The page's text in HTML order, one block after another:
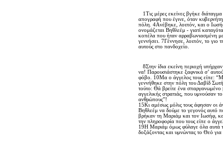
1Tις μέρες εκείνες βγήκε
απογραφή που έγινε, όταν
πόλη. 4Aνέβηκε, λοιπόν, και ο
ονομάζεται Bηθλεέμ - γιατί
κοπέλα που ήταν αρραβωνιασμένη
γεννήσει. 7Γέννησε, λοιπόν, το γιο
αυτούς στο πανδοχείο.
8Στην ίδια εκείνη περιοχή
να! Παρουσιάστηκε ξαφνικά σ’
φόβο. 10Mα ο άγγελος τους είπε:
γεννήθηκε στην πόλη του Δαβίδ
τούτο: Θά βρείτε ένα
αγγελικής στρατιάς, που υμνούσαν
ανθρώπους”!
15Kι αμέσως μόλις τους άφησαν οι
Bηθλεέμ να δούμε το γεγονός αυτό
βρήκαν τη Mαριάμ και τον Iωσήφ,
την πληροφορία που τους είπε ο
19H Mαριάμ όμως φύλαγε όλα αυτά
δοξάζοντας και υμνώντας το Θεό